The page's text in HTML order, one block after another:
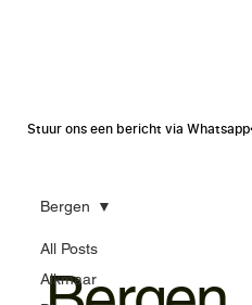
Stuur ons een bericht via Whatsapp
All Posts
Alkmaar
Bergen